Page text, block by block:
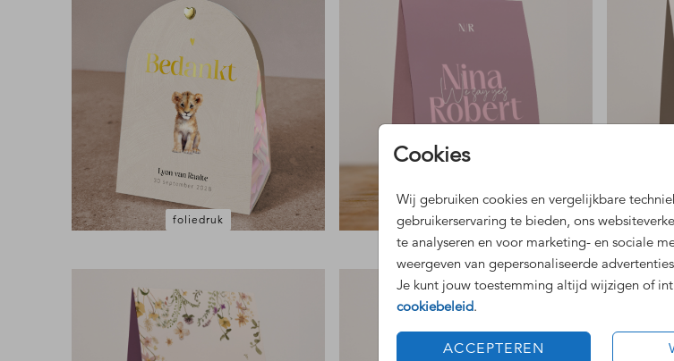
Cookies
Wij gebruiken cookies en vergelijkbare
gebruikerservaring te bieden, ons
te analyseren en voor marketing- en sociale
weergeven van gepersonaliseerde
Je kunt jouw toestemming altijd wijzigen of
cookiebeleid.
ACCEPTEREN
foliedruk